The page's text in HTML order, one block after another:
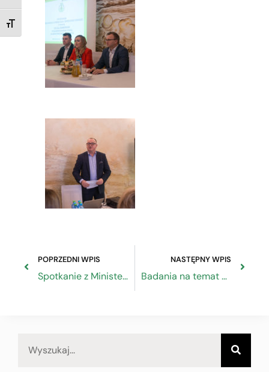
TOGGLE FONT SIZE
POPRZEDNI WPIS
Spotkanie z Minister Olgą Semeniuk
NASTĘPNY WPIS
Badania na temat strat i marnowania żywności w sektorze piekarniczo-cukierniczym